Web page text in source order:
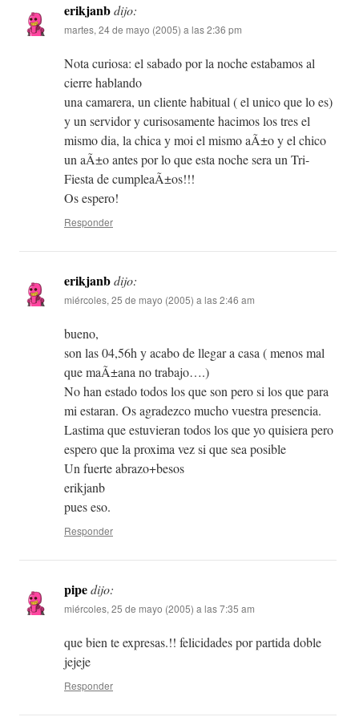
erikjanbdijo:
martes, 24 de mayo (2005) a las 2:36 pm
Nota curiosa: el sabado por la noche estabamos al
cierre hablando
una camarera, un cliente habitual ( el unico que lo es)
y un servidor y curisosamente hacimos los tres el
mismo dia, la chica y moi el mismo aÃ±o y el chico
un aÃ±o antes por lo que esta noche sera un Tri-
Fiesta de cumpleaÃ±os!!!
Os espero!
Responder
erikjanbdijo:
miércoles, 25 de mayo (2005) a las 2:46 am
bueno,
son las 04,56h y acabo de llegar a casa ( menos mal
que maÃ±ana no trabajo….)
No han estado todos los que son pero si los que para
mi estaran. Os agradezco mucho vuestra presencia.
Lastima que estuvieran todos los que yo quisiera pero
espero que la proxima vez si que sea posible
Un fuerte abrazo+besos
erikjanb
pues eso.
Responder
pipedijo:
miércoles, 25 de mayo (2005) a las 7:35 am
que bien te expresas.!! felicidades por partida doble
jejeje
Responder